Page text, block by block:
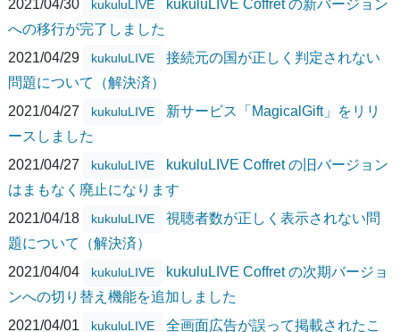
2021/04/30
kukuluLIVE
kukuluLIVE Coffret の新バージョン
への移行が完了しました
2021/04/29
kukuluLIVE
接続元の国が正しく判定されない
問題について（解決済）
2021/04/27
kukuluLIVE
新サービス「MagicalGift」をリリ
ースしました
2021/04/27
kukuluLIVE
kukuluLIVE Coffret の旧バージョン
はまもなく廃止になります
2021/04/18
kukuluLIVE
視聴者数が正しく表示されない問
題について（解決済）
2021/04/04
kukuluLIVE
kukuluLIVE Coffret の次期バージョ
ンへの切り替え機能を追加しました
2021/04/01
kukuluLIVE 全画面広告が誤って掲載されたこ